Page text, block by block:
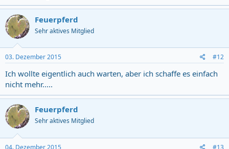
Feuerpferd
Sehr aktives Mitglied
03. Dezember 2015 #12
Ich wollte eigentlich auch warten, aber ich schaffe es einfach
nicht mehr.....
Feuerpferd
Sehr aktives Mitglied
04. Dezember 2015 #13